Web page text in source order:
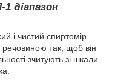
діапазон
і чистий спиртомір
так, щоб він
зчитують зі шкали